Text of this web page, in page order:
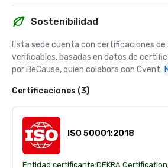
Sostenibilidad
Esta sede cuenta con certificaciones de
verificables, basadas en datos de
por BeCause, quien colabora con Cvent.
Certificaciones (3)
ISO 50001:2018
Entidad certificante:DEKRA